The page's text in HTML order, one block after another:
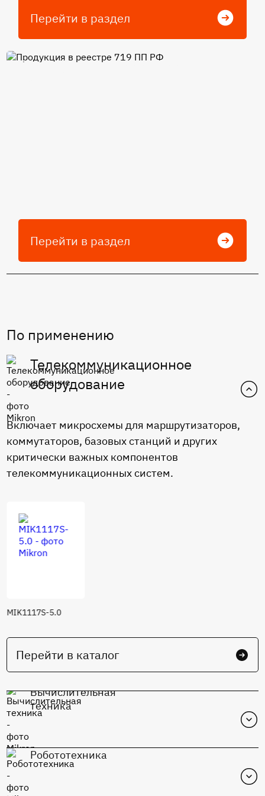
Перейти в раздел
Продукция в реестре 719 ПП
Перейти в раздел
По применению
Телекоммуникационное
оборудование
Включает микросхемы для маршрутизаторов,
коммутаторов, базовых станций и других
критически важных компонентов
телекоммуникационных систем.
MIK1117S-5.0
Перейти в каталог
Вычислительная
техника
Робототехника